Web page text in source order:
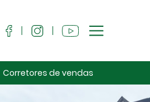
Sou Cliente
Corretores de vendas